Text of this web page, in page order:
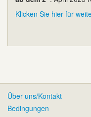
Klicken Sie hier für
Über uns/Kontakt
Bedingungen